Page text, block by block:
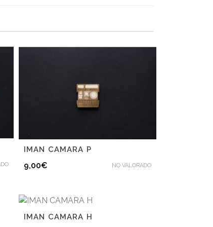
IMAN CAMARA P
NO VALORADO
9,00€
IMAN CAMARA H